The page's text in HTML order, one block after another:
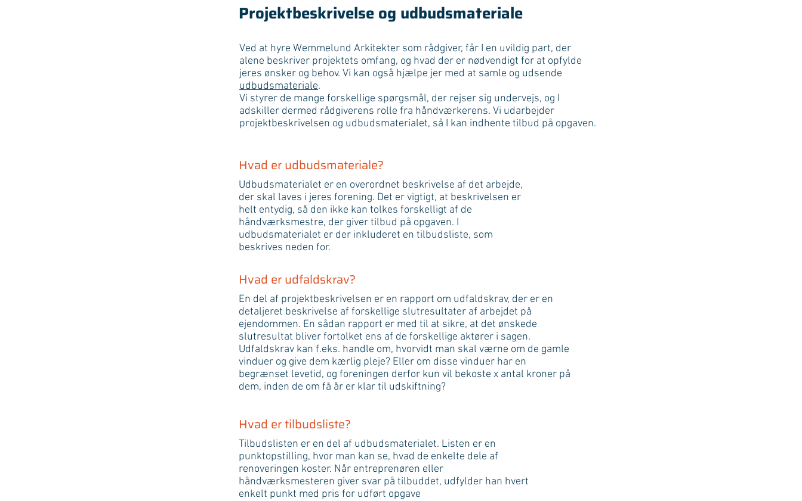
Projektbeskrivelse og udbudsmateriale
Ved at hyre Wemmelund Arkitekter som rådgiver, får I en uvildig part, der
alene beskriver projektets omfang, og hvad der er nødvendigt for at opfylde
jeres ønsker og behov. Vi kan også hjælpe jer med at samle og udsende
udbudsmateriale.
Vi styrer de mange forskellige spørgsmål, der rejser sig undervejs, og I
adskiller dermed rådgiverens rolle fra håndværkerens. Vi udarbejder
projektbeskrivelsen og udbudsmaterialet, så I kan indhente tilbud på opgaven.
Hvad er udbudsmateriale?
Udbudsmaterialet er en overordnet beskrivelse af det arbejde,
der skal laves i jeres forening. Det er vigtigt, at beskrivelsen er
helt entydig, så den ikke kan tolkes forskelligt af de
håndværksmestre, der giver tilbud på opgaven. I
udbudsmaterialet er der inkluderet en tilbudsliste, som
beskrives neden for.
Hvad er udfaldskrav?
En del af projektbeskrivelsen er en rapport om udfaldskrav, der er en
detaljeret beskrivelse af forskellige slutresultater af arbejdet på
ejendommen. En sådan rapport er med til at sikre, at det ønskede
slutresultat bliver fortolket ens af de forskellige aktører i sagen.
Udfaldskrav kan f.eks. handle om, hvorvidt man skal værne om de gamle
vinduer og give dem kærlig pleje? Eller om disse vinduer har en
begrænset levetid, og foreningen derfor kun vil bekoste x antal kroner på
dem, inden de om få år er klar til udskiftning?
Hvad er tilbudsliste?
Tilbudslisten er en del af udbudsmaterialet. Listen er en
punktopstilling, hvor man kan se, hvad de enkelte dele af
renoveringen koster. Når entreprenøren eller
håndværksmesteren giver svar på tilbuddet, udfylder han hvert
enkelt punkt med pris for udført opgave